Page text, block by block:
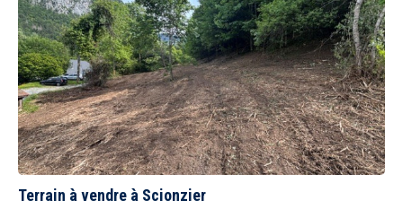
Terrain à vendre à Scionzier